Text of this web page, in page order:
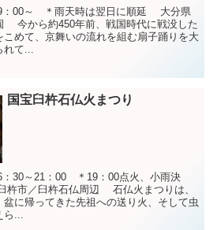
：00～ ＊雨天時は翌日に順延 大分県
今から約450年前、戦国時代に戦没した
めて、京舞いの流れを組む扇子踊りを大
れて...
国宝臼杵石仏火まつり
30～21：00 ＊19：00点火、小雨決
市／臼杵石仏周辺 石仏火まつりは、
に帰ってきた先祖への送り火、そして虫
...